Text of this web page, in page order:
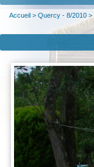
Accueil > Quercy - 8/2010 >